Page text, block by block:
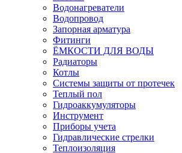
Водонагреватели
Водопровод
Запорная арматура
Фитинги
ЁМКОСТИ ДЛЯ ВОДЫ
Радиаторы
Котлы
Системы защиты от протечек
Теплый пол
Гидроаккумуляторы
Инструмент
Приборы учета
Гидравлические стрелки
Теплоизоляция